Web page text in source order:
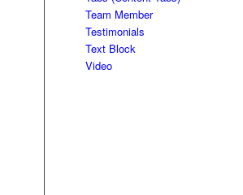
Team Member
Testimonials
Text Block
Video